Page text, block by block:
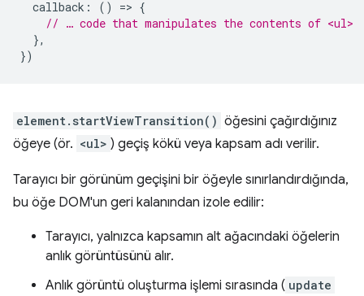
callback : () => {
// … code that manipulates the contents of <ul>
},
})
element.startViewTransition() öğesini çağırdığınız
öğeye (ör. <ul> ) geçiş kökü veya kapsam adı verilir.
Tarayıcı bir görünüm geçişini bir öğeyle sınırlandırdığında,
bu öğe DOM'un geri kalanından izole edilir:
Tarayıcı, yalnızca kapsamın alt ağacındaki öğelerin
anlık görüntüsünü alır.
Anlık görüntü oluşturma işlemi sırasında ( update